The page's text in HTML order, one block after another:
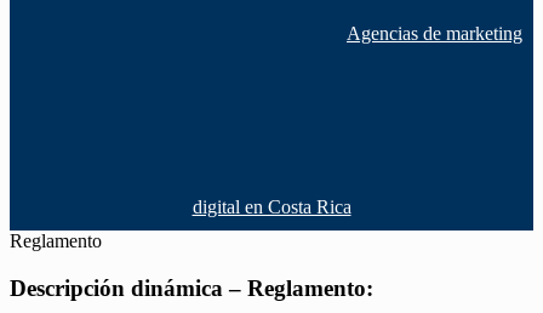
Agencias de marketing
digital en Costa Rica
Reglamento
Descripción dinámica – Reglamento: